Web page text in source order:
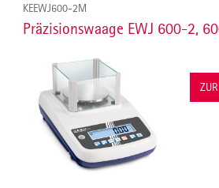
KEEWJ600-2M
Präzisionswaage EWJ 600-2,